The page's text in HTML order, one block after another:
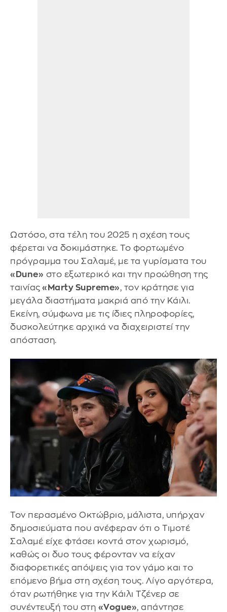
Ωστόσο, στα τέλη του 2025 η σχέση τους
φέρεται να δοκιμάστηκε. Το φορτωμένο
πρόγραμμα του Σαλαμέ, με τα γυρίσματα του
«Dune» στο εξωτερικό και την προώθηση της
ταινίας «Marty Supreme», τον κράτησε για
μεγάλα διαστήματα μακριά από την Κάιλι.
Εκείνη, σύμφωνα με τις ίδιες πληροφορίες,
δυσκολεύτηκε αρχικά να διαχειριστεί την
απόσταση.
Τον περασμένο Οκτώβριο, μάλιστα, υπήρχαν
δημοσιεύματα που ανέφεραν ότι ο Τιμοτέ
Σαλαμέ είχε φτάσει κοντά στον χωρισμό,
καθώς οι δυο τους φέρονταν να είχαν
διαφορετικές απόψεις για τον γάμο και το
επόμενο βήμα στη σχέση τους. Λίγο αργότερα,
όταν ρωτήθηκε για την Κάιλι Τζένερ σε
συνέντευξή του στη «Vogue», απάντησε